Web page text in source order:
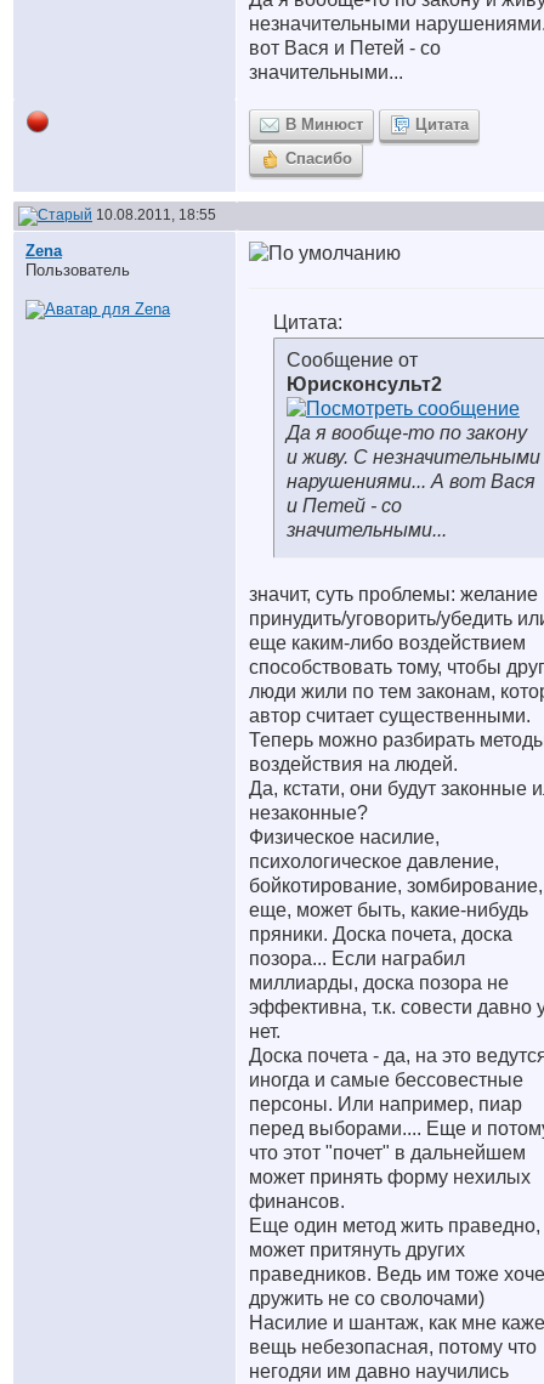
незначительными
вот Вася и Петей - со
значительными...
В Минюст
Цитата
Спасибо
10.08.2011, 18:55
Zena
Пользователь
Цитата:
Сообщение от
Юрисконсульт2
Да я вообще-то по закону
и живу. С незначительными
нарушениями... А вот Вася
и Петей - со
значительными...
значит, суть проблемы: желание
принудить/уговорить/убедить
еще каким-либо воздействием
способствовать тому, чтобы
люди жили по тем законам,
автор считает существенными.
Теперь можно разбирать
воздействия на людей.
Да, кстати, они будут законные
незаконные?
Физическое насилие,
психологическое давление,
бойкотирование,
еще, может быть, какие-нибудь
пряники. Доска почета, доска
позора... Если награбил
миллиарды, доска позора не
эффективна, т.к. совести давно
нет.
Доска почета - да, на это
иногда и самые бессовестные
персоны. Или например, пиар
перед выборами.... Еще и
что этот "почет" в дальнейшем
может принять форму нехилых
финансов.
Еще один метод жить праведно,
может притянуть других
праведников. Ведь им тоже
дружить не со сволочами)
Насилие и шантаж, как мне
вещь небезопасная, потому что
негодяи им давно научились